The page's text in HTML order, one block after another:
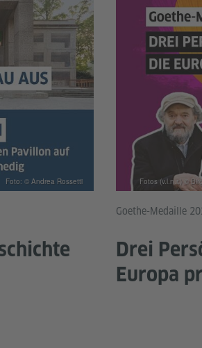
Foto: © Andrea Rossetti
Goethe-Medaille
Drei
Europa
Fotos (v.l.n.r.) ©